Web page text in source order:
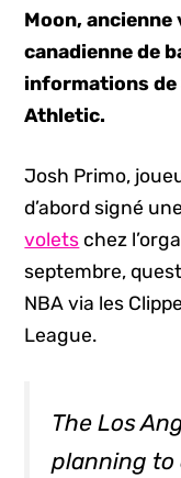
Moon,
canadienne de
informations de
Athletic.
Josh Primo,
d’abord signé
volets chez
septembre,
NBA via les
League.
The Los
planning